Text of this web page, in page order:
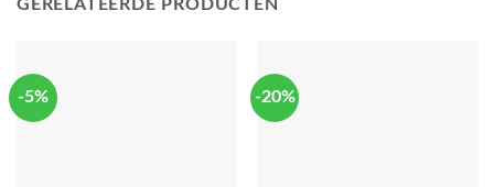
GERELATEERDE PRODUCTEN
-5% -20%